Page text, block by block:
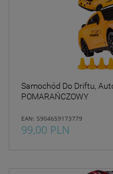
Samochód Do Driftu,
POMARAŃCZOWY
EAN: 5904659173779
99,00 PLN